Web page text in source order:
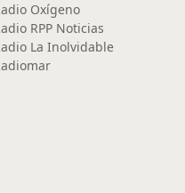
Oxígeno
RPP Noticias
La Inolvidable